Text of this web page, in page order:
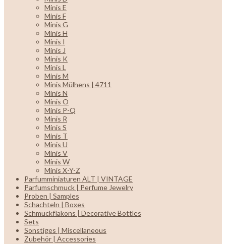
Minis E
Minis F
Minis G
Minis H
Minis I
Minis J
Minis K
Minis L
Minis M
Minis Mülhens | 4711
Minis N
Minis O
Minis P-Q
Minis R
Minis S
Minis T
Minis U
Minis V
Minis W
Minis X-Y-Z
Parfumminiaturen ALT | VINTAGE
Parfumschmuck | Perfume Jewelry
Proben | Samples
Schachteln | Boxes
Schmuckflakons | Decorative Bottles
Sets
Sonstiges | Miscellaneous
Zubehör | Accessories